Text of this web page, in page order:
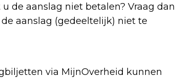
de aanslag niet betalen? Vraag dan
aanslag (gedeeltelijk) niet te
via MijnOverheid kunnen